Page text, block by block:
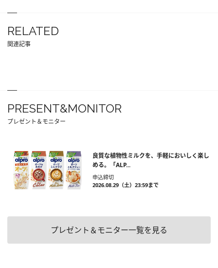
RELATED
関連記事
PRESENT&MONITOR
プレゼント＆モニター
良質な植物性ミルクを、手軽においしく楽し
める。「ALP...
申込締切
2026.08.29（土）23:59まで
プレゼント＆モニター一覧を見る